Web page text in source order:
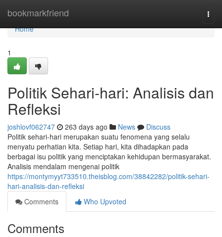
bookmarkfriend
Home
Home
1
Politik Sehari-hari: Analisis dan
Refleksi
joshlovf062747 263 days ago News
Discuss
Politik sehari-hari merupakan suatu fenomena yang selalu
menyatu perhatian kita. Setiap hari, kita dihadapkan pada
berbagai isu politik yang menciptakan kehidupan bermasyarakat.
Analisis mendalam mengenai politik
https://montymyyt733510.theisblog.com/38842282/politik-sehari-
hari-analisis-dan-refleksi
Comments
Who Upvoted
Comments